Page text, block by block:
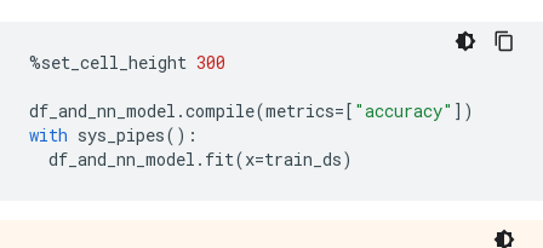
4/4 [==============================] - 0s
4/4 [==============================] - 0s
Model: "model_1"
island (InputLayer)
%set_cell_height 300
df_and_nn_model .compile(metrics=[ "accuracy" ])
with sys_pipes():
df_and_nn_model . fit(x=train_ds)